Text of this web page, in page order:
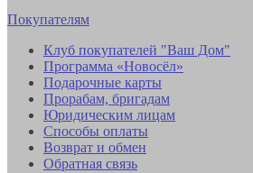
Покупателям
Клуб покупателей "Ваш Дом"
Программа «Новосёл»
Подарочные карты
Прорабам, бригадам
Юридическим лицам
Способы оплаты
Возврат и обмен
Обратная связь